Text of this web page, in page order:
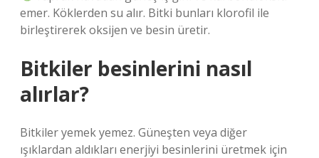
emer. Köklerden su alır. Bitki bunları klorofil ile
birleştirerek oksijen ve besin üretir.
Bitkiler besinlerini nasıl
alırlar?
Bitkiler yemek yemez. Güneşten veya diğer
ışıklardan aldıkları enerjiyi besinlerini üretmek için